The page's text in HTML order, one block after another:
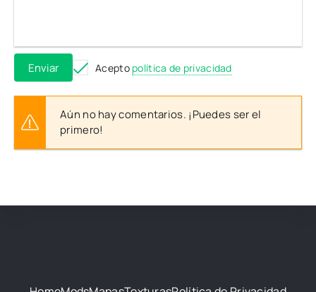
Enviar Acepto política de privacidad
Aún no hay comentarios. ¡Puedes ser el
primero!